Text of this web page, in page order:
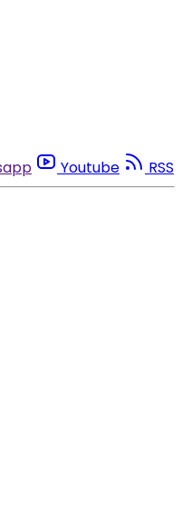
Youtube RSS